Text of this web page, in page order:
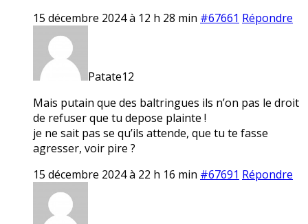
15 décembre 2024 à 12 h 28 min #67661 Répondre
Patate12
Mais putain que des baltringues ils n’on pas le droit
de refuser que tu depose plainte !
je ne sait pas se qu’ils attende, que tu te fasse
agresser, voir pire ?
15 décembre 2024 à 22 h 16 min #67691 Répondre